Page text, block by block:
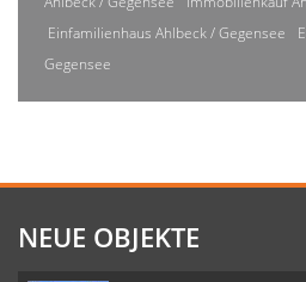
Einfamilienhaus Ahlbeck / Gegensee
Gegensee
NEUE OBJEKTE